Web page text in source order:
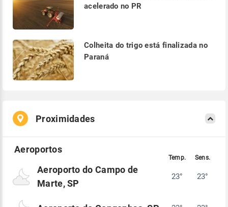
acelerado no PR
Colheita do trigo está finalizada no
Paraná
Proximidades
Aeroporto do Campo de
Marte, SP
23° 23°